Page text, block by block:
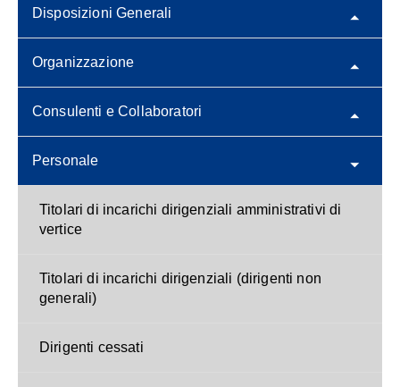
Disposizioni Generali
Organizzazione
Consulenti e Collaboratori
Personale
Titolari di incarichi dirigenziali amministrativi di
vertice
Titolari di incarichi dirigenziali (dirigenti non
generali)
Dirigenti cessati